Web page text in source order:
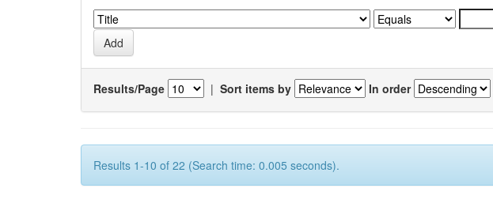
Results/Page | Sort items by In order
Results 1-10 of 22 (Search time: 0.005 seconds).